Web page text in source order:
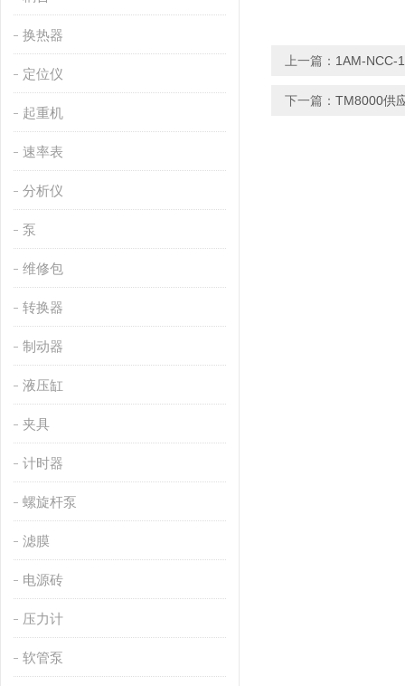
换热器
定位仪
起重机
速率表
分析仪
泵
维修包
转换器
制动器
液压缸
夹具
计时器
螺旋杆泵
滤膜
电源砖
压力计
软管泵
上一篇： 1AM-NCC-
下一篇： TM8000供